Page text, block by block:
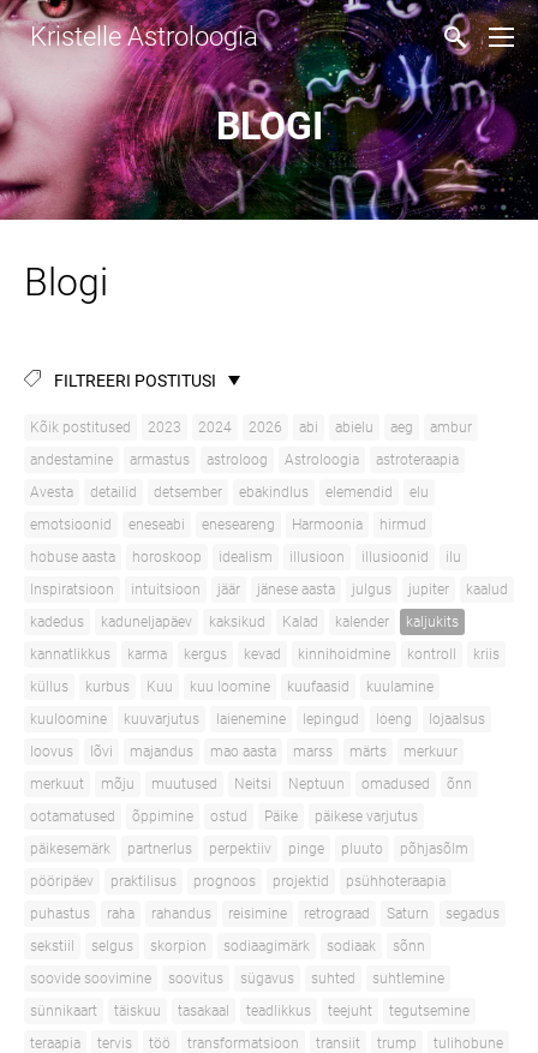
Kristelle Astroloogia
BLOGI
Blogi
FILTREERI POSTITUSI
Kõik postitused 2023 2024 2026 abi abielu aeg
ambur
andestamine
armastus astroloog Astroloogia
astroteraapia
Avesta
detailid detsember ebakindlus elemendid
elu
emotsioonid
eneseabi eneseareng Harmoonia
hirmud
hobuse aasta
horoskoop idealism illusioon illusioonid
ilu
Inspiratsioon
intuitsioon jäär jänese aasta julgus jupiter
kaalud
kadedus
kaduneljapäev kaksikud Kalad kalender
kaljukits
kannatlikkus
karma kergus kevad kinnihoidmine kontroll
kriis
küllus
kurbus Kuu kuu loomine kuufaasid
kuulamine
kuuloomine
kuuvarjutus laienemine lepingud loeng
lojaalsus
loovus
lõvi majandus mao aasta marss märts
merkuur
merkuut
mõju muutused Neitsi Neptuun omadused
õnn
ootamatused
õppimine ostud Päike
päikese varjutus
päikesemärk
partnerlus perpektiiv pinge pluuto
põhjasõlm
pööripäev
praktilisus prognoos projektid
psühhoteraapia
puhastus
raha rahandus reisimine retrograad Saturn
segadus
sekstiil
selgus skorpion sodiaagimärk sodiaak
sõnn
soovide soovimine
soovitus sügavus suhted
suhtlemine
sünnikaart
täiskuu tasakaal teadlikkus teejuht
tegutsemine
teraapia
tervis töö transformatsioon transiit trump
tulihobune